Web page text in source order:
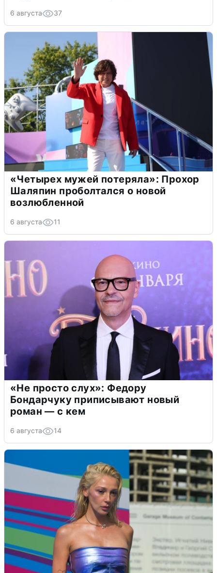
6 августа 37
«Четырех мужей потеряла»: Прохор
Шаляпин проболтался о новой
возлюбленной
6 августа 11
«Не просто слух»: Федору
Бондарчуку приписывают новый
роман — с кем
6 августа 14